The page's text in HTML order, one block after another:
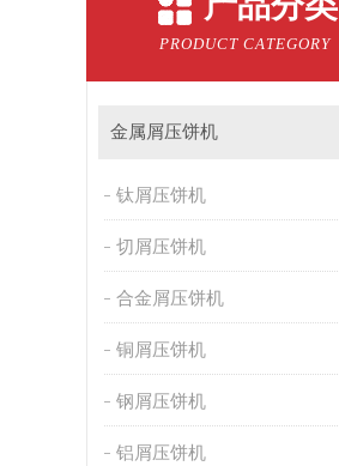
PRODUCT CATEGORY
金属屑压饼机
钛屑压饼机
切屑压饼机
合金屑压饼机
铜屑压饼机
钢屑压饼机
铝屑压饼机